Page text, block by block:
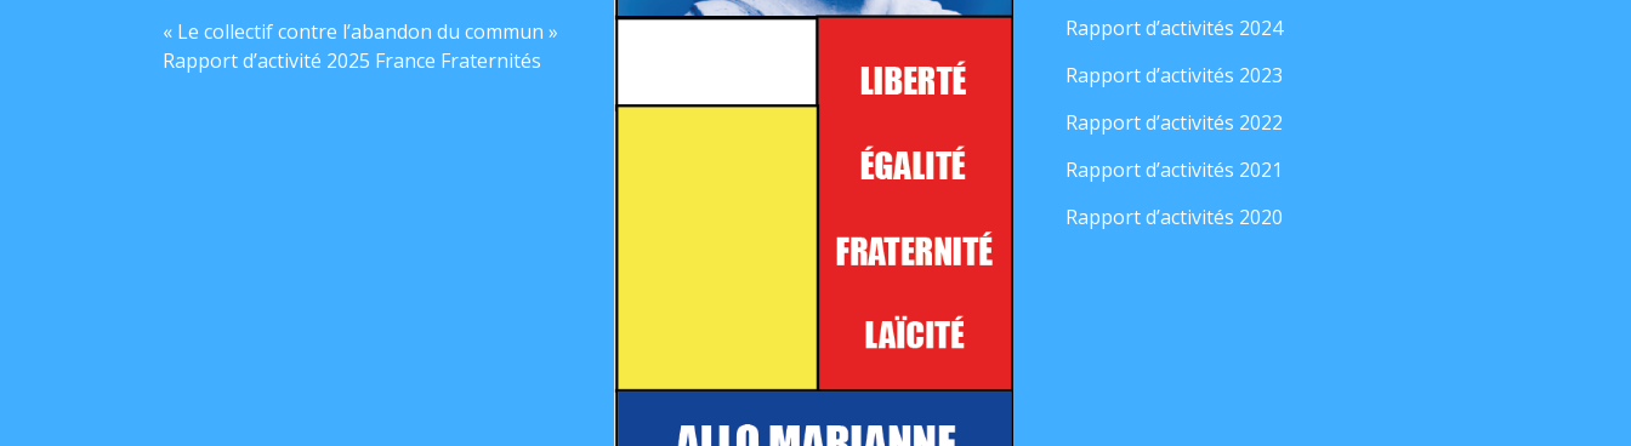
« Le collectif contre l’abandon du commun »
Rapport d’activité 2025 France Fraternités
Rapport d’activités 2024
Rapport d’activités 2023
Rapport d’activités 2022
Rapport d’activités 2021
Rapport d’activités 2020